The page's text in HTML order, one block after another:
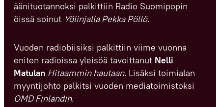
äänituotannoksi palkittiin Radio Suomipopin
öissä soinut Yölinjalla Pekka Pöllö.
Vuoden radiobiisiksi palkittiin viime vuonna
eniten radioissa yleisöä tavoittanut Nelli
Matulan Hitaammin hautaan. Lisäksi toimialan
myyntijohto palkitsi vuoden mediatoimistoksi
OMD Finlandin.